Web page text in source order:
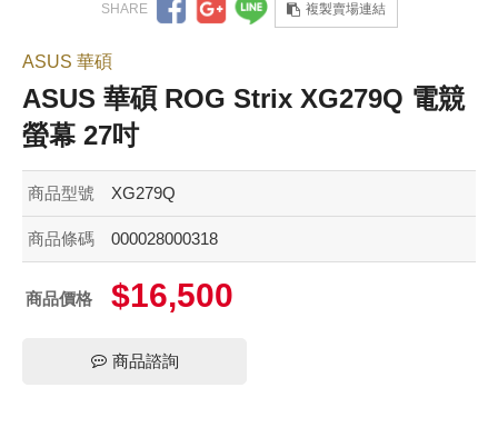
複製賣場連結
ASUS 華碩
ASUS 華碩 ROG Strix XG279Q 電競
螢幕 27吋
商品型號 XG279Q
商品條碼 000028000318
商品價格 $16,500
商品諮詢